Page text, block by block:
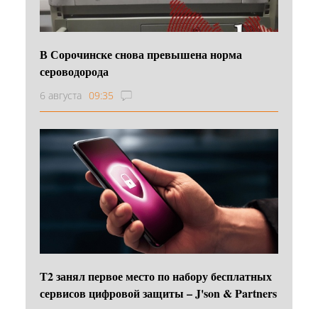
В Сорочинске снова превышена норма
сероводорода
6 августа 09:35
Т2 занял первое место по набору бесплатных
сервисов цифровой защиты – J'son & Partners